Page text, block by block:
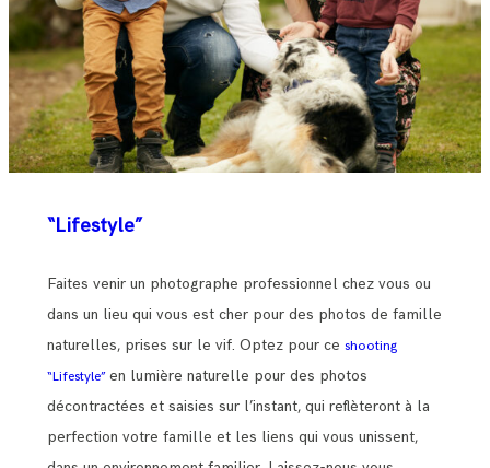
“Lifestyle”
Faites venir un photographe professionnel chez vous ou
dans un lieu qui vous est cher pour des photos de famille
naturelles, prises sur le vif. Optez pour ce shooting
“Lifestyle”en lumière naturelle pour des photos
décontractées et saisies sur l’instant, qui reflèteront à la
perfection votre famille et les liens qui vous unissent,